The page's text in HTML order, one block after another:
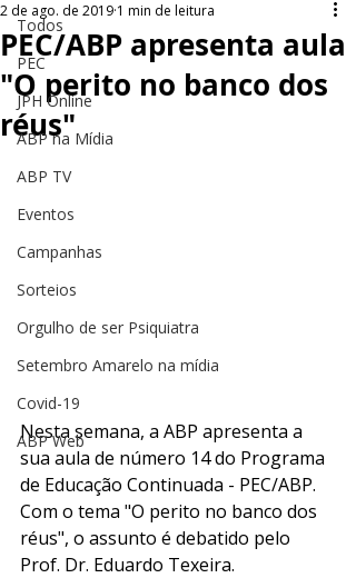
Todos
PEC
JPH Online
ABP na Mídia
ABP TV
Eventos
Campanhas
Sorteios
Orgulho de ser Psiquiatra
Setembro Amarelo na mídia
Covid-19
ABP Web
PEC/ABP apresenta aula
"O perito no banco dos
réus"
2 de ago. de 2019 1 min de leitura
Nesta semana, a ABP apresenta a
sua aula de número 14 do Programa
de Educação Continuada - PEC/ABP.
Com o tema "O perito no banco dos
réus", o assunto é debatido pelo
Prof. Dr. Eduardo Texeira.